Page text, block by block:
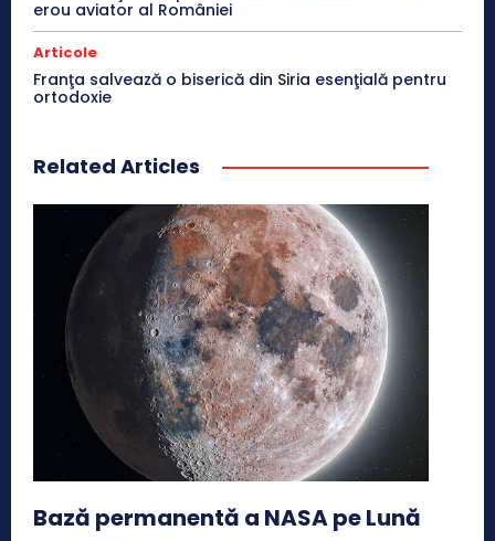
erou aviator al României
Articole
Franţa salvează o biserică din Siria esenţială pentru
ortodoxie
Related Articles
Bază permanentă a NASA pe Lună